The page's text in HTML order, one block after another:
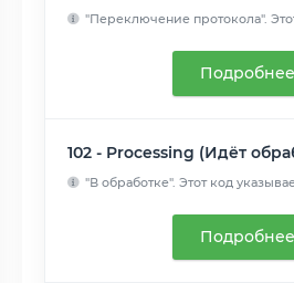
"Переключение протокола".
Подробнее
102 - Processing (Идёт
"В обработке". Этот код
Подробнее